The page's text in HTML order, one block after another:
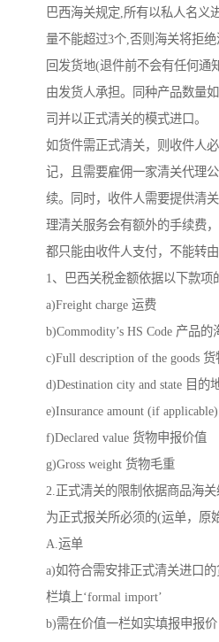
巴西海关规定,所有以私人名义
量不能超过3个,否则海关将拒
回发货地(退件前不会有任何通
由发货人承担。同种产品数量
司并以正式清关的模式进口。
如货件需正式清关，则收件人
记，且需要雇佣一家清关代理
续。同时，收件人需要提供清
理清关服务会有额外的手续费
都只能由收件人支付，不能转由
1、巴西关税金额依据以下款项
a)Freight charge 运费
b)Commodity’s HS Code 产品
c)Full description of the goods
d)Destination city and state 目的
e)Insurance amount (if
f)Declared value 货物申报价值
g)Gross weight 货物毛重
2.正式清关的限制依据商品海
为正式报关所必须的(运单，原
A.运单
a)如符合需安排正式清关进口
栏填上‘formal import’
b)需在价值一栏如实填报申报价